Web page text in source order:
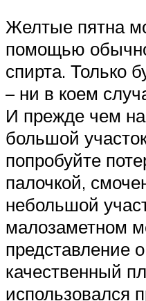
Желтые пятна
помощью
спирта. Только
– ни в коем
И прежде чем
большой
попробуйте
палочкой,
небольшой
малозаметном
представление
качественный
использовался